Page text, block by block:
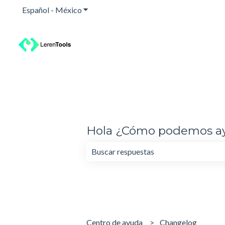
Español - México Traducciones de Mostrar submenú para
Hola ¿Cómo podemos
Centro de ayuda Changelog